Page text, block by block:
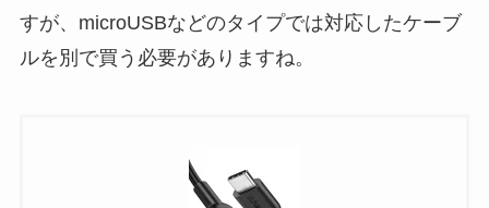
すが、microUSBなどのタイプでは対応したケーブ
ルを別で買う必要がありますね。